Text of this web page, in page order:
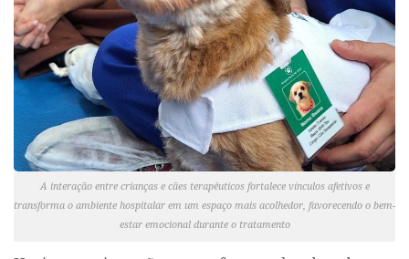
A interação entre crianças e cães terapêuticos fortalece vínculos afetivos e
transforma o ambiente hospitalar em um espaço mais acolhedor, favorecendo o bem-
estar emocional durante o tratamento